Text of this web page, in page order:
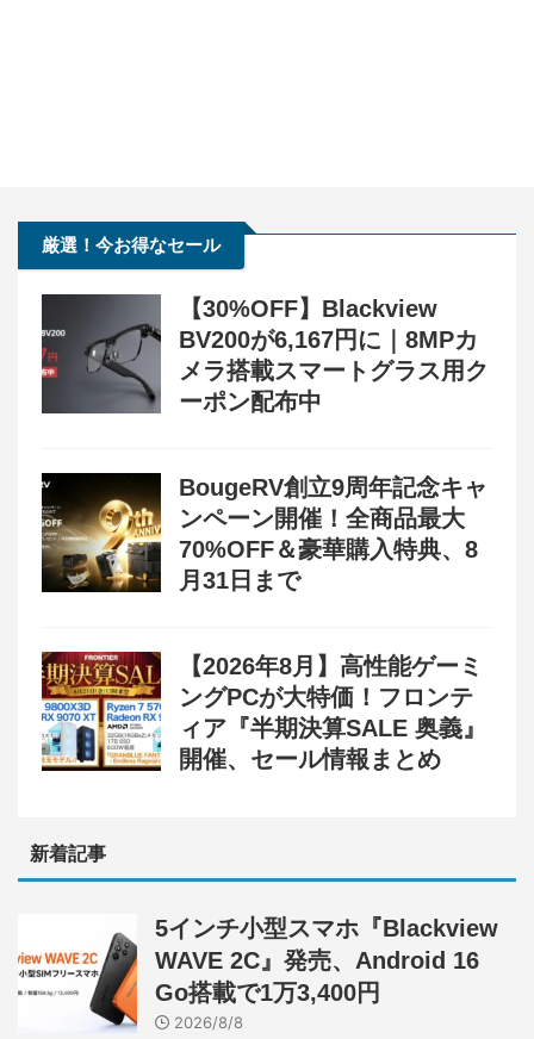
厳選！今お得なセール
【30%OFF】Blackview
BV200が6,167円に｜8MPカ
メラ搭載スマートグラス用ク
ーポン配布中
BougeRV創立9周年記念キャ
ンペーン開催！全商品最大
70%OFF＆豪華購入特典、8
月31日まで
【2026年8月】高性能ゲーミ
ングPCが大特価！フロンテ
ィア『半期決算SALE 奥義』
開催、セール情報まとめ
新着記事
5インチ小型スマホ『Blackview
WAVE 2C』発売、Android 16
Go搭載で1万3,400円
2026/8/8